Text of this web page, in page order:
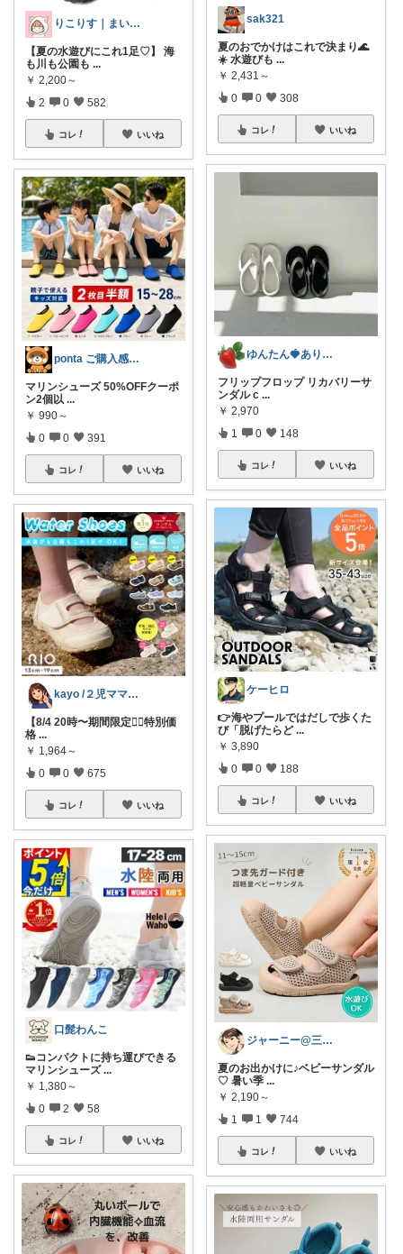
りこりす｜まいにちを楽しく♡
【夏の水遊びにこれ1足♡】 海
も川も公園も ...
￥ 2,200～
2 0 582
コレ いいね
ponta ご購入感謝ですm(_ _)m
マリンシューズ 50%OFFクーポ
ン2個以 ...
￥ 990～
0 0 391
コレ いいね
kayo /２児ママ・子育てグッズ🌿
【8/4 20時〜期間限定❤️‍🔥特別価
格 ...
￥ 1,964～
0 0 675
コレ いいね
口髭わんこ
👟コンパクトに持ち運びできる
マリンシューズ ...
￥ 1,380～
0 2 58
コレ いいね
sak321
夏のおでかけはこれで決まり🌊
☀️ 水遊びも ...
￥ 2,431～
0 0 308
コレ いいね
ゆんたん🍓ありがとう(୨୧•͈ᴗ•͈)
フリップフロップ リカバリーサ
ンダル c ...
￥ 2,970
1 0 148
コレ いいね
ケーヒロ
👉海やプールではだしで歩くた
び「脱げたらど ...
￥ 3,890
0 0 188
コレ いいね
ジャーニー@三兄弟ママ
夏のお出かけに♪ベビーサンダル
♡ 暑い季 ...
￥ 2,190～
1 1 744
コレ いいね